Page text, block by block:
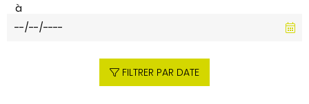
à
FILTRER PAR DATE